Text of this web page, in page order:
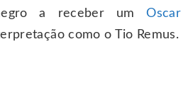
a receber umOscar
como o Tio Remus.